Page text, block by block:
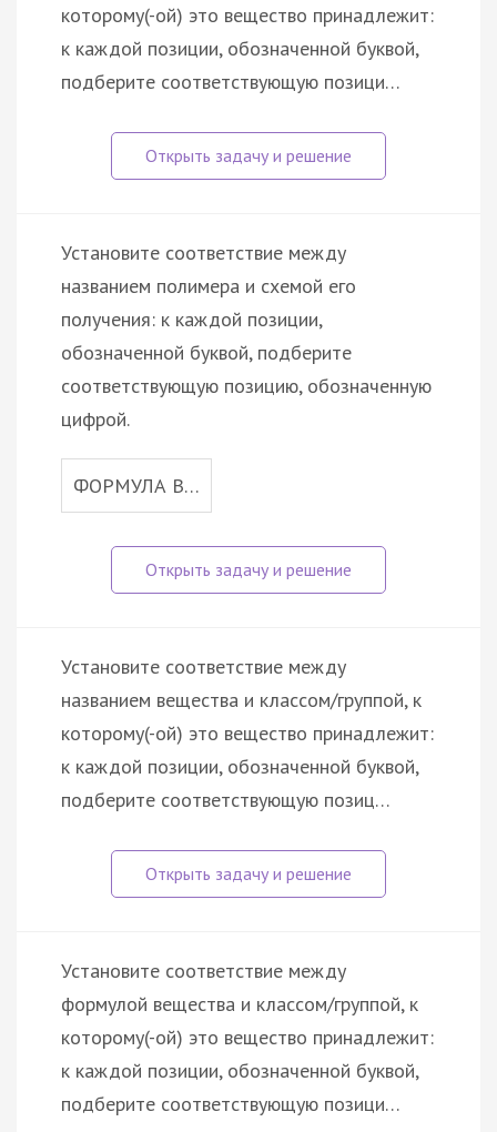
которому(-ой) это вещество принадлежит:
к каждой позиции, обозначенной буквой,
подберите соответствующую позици…
Установите соответствие между
названием полимера и схемой его
получения: к каждой позиции,
обозначенной буквой, подберите
соответствующую позицию, обозначенную
цифрой.
ФОРМУЛА В…
Установите соответствие между
названием вещества и классом/группой, к
которому(-ой) это вещество принадлежит:
к каждой позиции, обозначенной буквой,
подберите соответствующую позиц…
Установите соответствие между
формулой вещества и классом/группой, к
которому(-ой) это вещество принадлежит:
к каждой позиции, обозначенной буквой,
подберите соответствующую позици…